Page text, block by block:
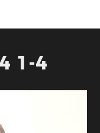
1-4